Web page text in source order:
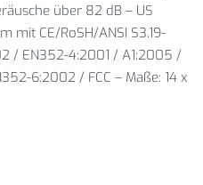
über 82 dB – US
mit CE/RoSH/ANSI S3.19-
/ EN352-4:2001 / A1:2005 /
6:2002 / FCC – Maße: 14 x